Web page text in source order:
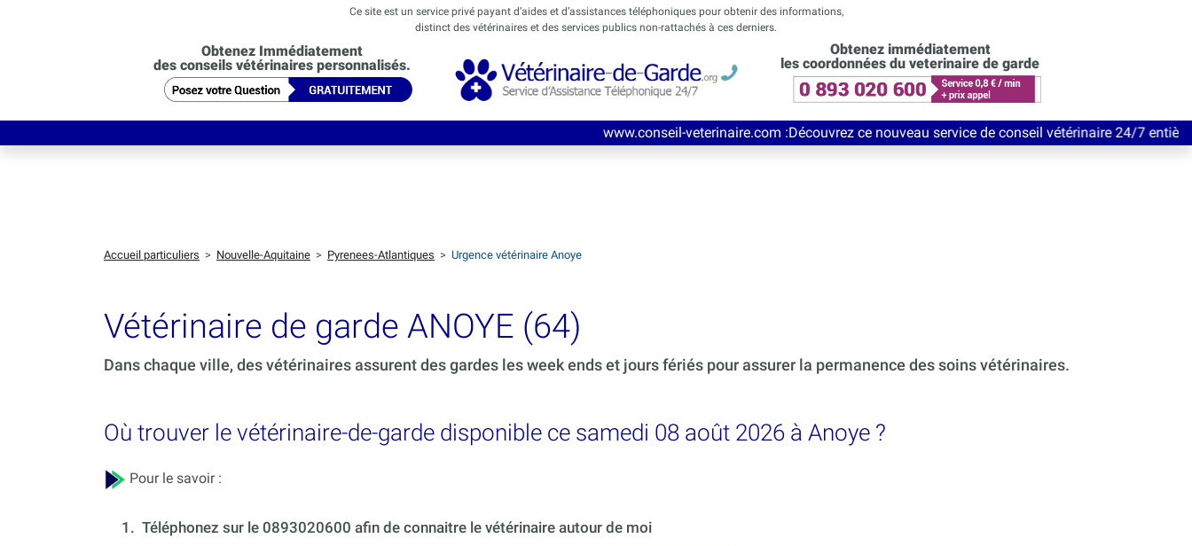
Ce site est un service privé payant d’aides et d’assistances téléphoniques pour obtenir des informations,
distinct des vétérinaires et des services publics non-rattachés à ces derniers.
Obtenez Immédiatement
des conseils vétérinaires personnalisés.
Obtenez immédiatement
les coordonnées du veterinaire de garde
www.conseil-veterinaire.com :Découvrez ce nouveau service de conseil vétérinaire 24/7 entièrement Gratuit
Accueil particuliers > Nouvelle-Aquitaine > Pyrenees-Atlantiques > Urgence vétérinaire Anoye
Vétérinaire de garde ANOYE (64)
Dans chaque ville, des vétérinaires assurent des gardes les week ends et jours fériés pour assurer la permanence des soins vétérinaires.
Où trouver le vétérinaire-de-garde disponible ce samedi 08 août 2026 à Anoye ?
Pour le savoir :
1. Téléphonez sur le 0893020600 afin de connaitre le vétérinaire autour de moi